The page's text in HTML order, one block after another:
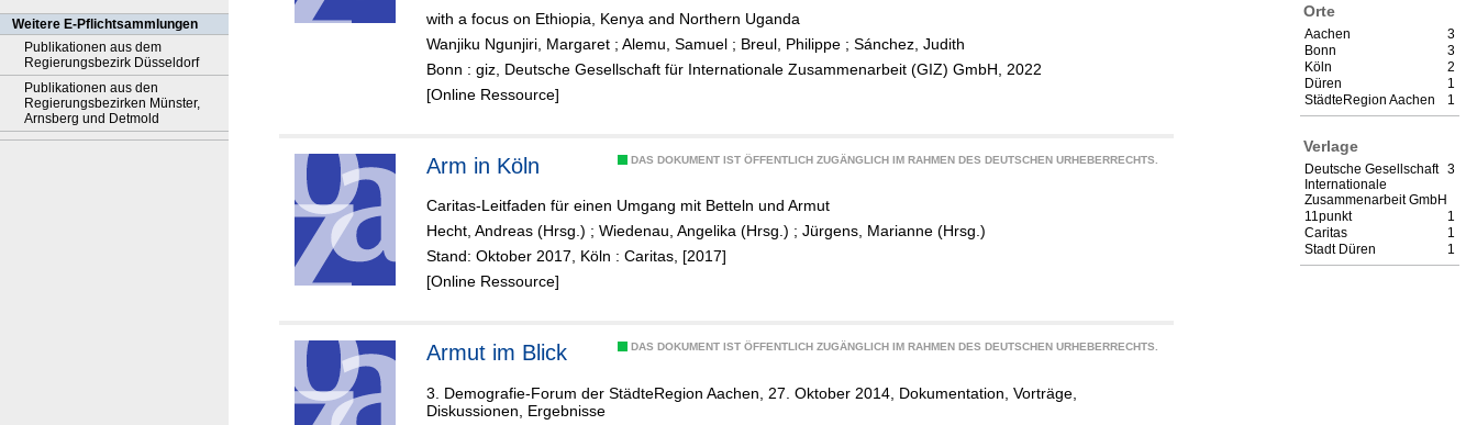
Weitere E-Pflichtsammlungen
Publikationen aus dem
Regierungsbezirk Düsseldorf
Publikationen aus den
Regierungsbezirken Münster,
Arnsberg und Detmold
Orte
3
Aachen
3
Bonn
2
Köln
1
Düren
1
StädteRegion Aachen
Verlage
3
Deutsche Gesellschaft
Internationale
Zusammenarbeit GmbH
1
11punkt
1
Caritas
1
Stadt Düren
with a focus on Ethiopia, Kenya and Northern Uganda
Wanjiku Ngunjiri, Margaret ; Alemu, Samuel ; Breul, Philippe ; Sánchez, Judith
Bonn : giz, Deutsche Gesellschaft für Internationale Zusammenarbeit (GIZ) GmbH, 2022
[Online Ressource]
DAS DOKUMENT IST ÖFFENTLICH ZUGÄNGLICH IM RAHMEN DES DEUTSCHEN URHEBERRECHTS.
Arm in Köln
Caritas-Leitfaden für einen Umgang mit Betteln und Armut
Hecht, Andreas (Hrsg.) ; Wiedenau, Angelika (Hrsg.) ; Jürgens, Marianne (Hrsg.)
Stand: Oktober 2017, Köln : Caritas, [2017]
[Online Ressource]
DAS DOKUMENT IST ÖFFENTLICH ZUGÄNGLICH IM RAHMEN DES DEUTSCHEN URHEBERRECHTS.
Armut im Blick
3. Demografie-Forum der StädteRegion Aachen, 27. Oktober 2014, Dokumentation, Vorträge,
Diskussionen, Ergebnisse